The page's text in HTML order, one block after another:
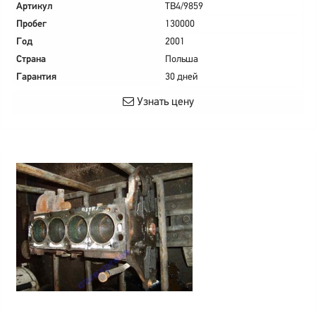
Артикул
TB4/9859
Пробег
130000
Год
2001
Страна
Польша
Гарантия
30 дней
Узнать цену